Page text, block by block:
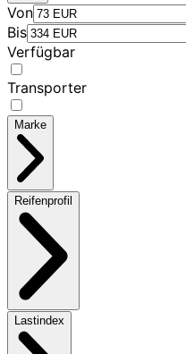
Von
Bis
Verfügbar
Transporter
Marke
Reifenprofil
Lastindex